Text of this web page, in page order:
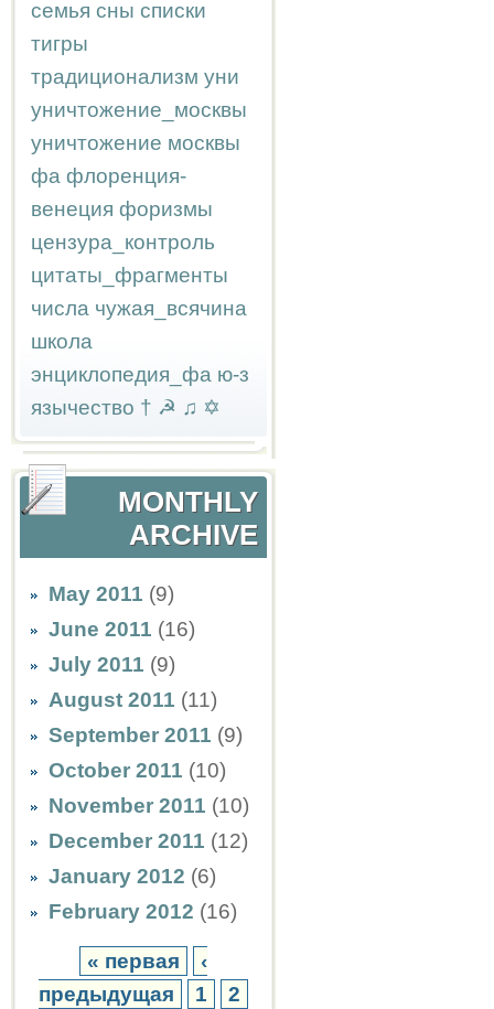
семья сны списки
тигры
традиционализм уни
уничтожение_москвы
уничтожение москвы
фа флоренция-
венеция форизмы
цензура_контроль
цитаты_фрагменты
числа чужая_всячина
школа
энциклопедия_фа ю-з
язычество † ☭ ♫ ✡
MONTHLY
ARCHIVE
May 2011 (9)
June 2011 (16)
July 2011 (9)
August 2011 (11)
September 2011 (9)
October 2011 (10)
November 2011 (10)
December 2011 (12)
January 2012 (6)
February 2012 (16)
« первая
‹
предыдущая
1
2